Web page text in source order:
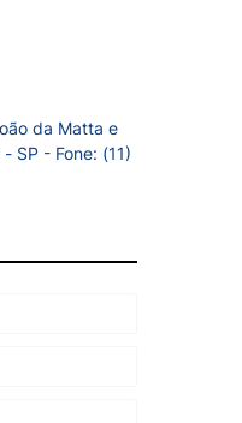
da Matta e
SP - Fone: (11)